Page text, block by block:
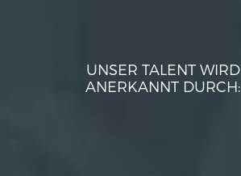
UNSER TALENT WIRD
ANERKANNT DURCH:
SIE SPRECHEN ÜBER
UNS: